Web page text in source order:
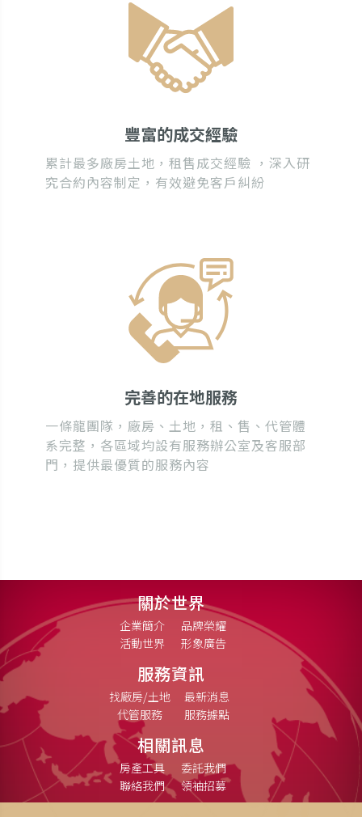
豐富的成交經驗
累計最多廠房土地，租售成交經驗 ，深入研
究合約內容制定，有效避免客戶糾紛
完善的在地服務
一條龍團隊，廠房、土地，租、售、代管體
系完整，各區域均設有服務辦公室及客服部
門，提供最優質的服務內容
關於世界
企業簡介
品牌榮耀
活動世界
形象廣告
服務資訊
找廠房/土地
最新消息
代管服務
服務據點
相關訊息
房產工具
委託我們
聯絡我們
領袖招募